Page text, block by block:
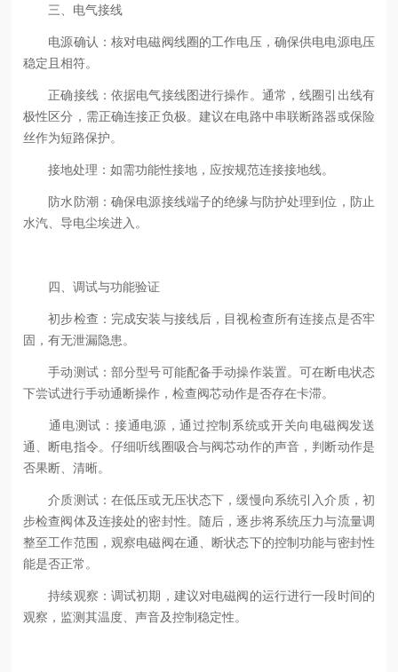
三、电气接线
电源确认：核对电磁阀线圈的工作电压，确保供电电源电压
稳定且相符。
正确接线：依据电气接线图进行操作。通常，线圈引出线有
极性区分，需正确连接正负极。建议在电路中串联断路器或保险
丝作为短路保护。
接地处理：如需功能性接地，应按规范连接接地线。
防水防潮：确保电源接线端子的绝缘与防护处理到位，防止
水汽、导电尘埃进入。
四、调试与功能验证
初步检查：完成安装与接线后，目视检查所有连接点是否牢
固，有无泄漏隐患。
手动测试：部分型号可能配备手动操作装置。可在断电状态
下尝试进行手动通断操作，检查阀芯动作是否存在卡滞。
通电测试：接通电源，通过控制系统或开关向电磁阀发送
通、断电指令。仔细听线圈吸合与阀芯动作的声音，判断动作是
否果断、清晰。
介质测试：在低压或无压状态下，缓慢向系统引入介质，初
步检查阀体及连接处的密封性。随后，逐步将系统压力与流量调
整至工作范围，观察电磁阀在通、断状态下的控制功能与密封性
能是否正常。
持续观察：调试初期，建议对电磁阀的运行进行一段时间的
观察，监测其温度、声音及控制稳定性。